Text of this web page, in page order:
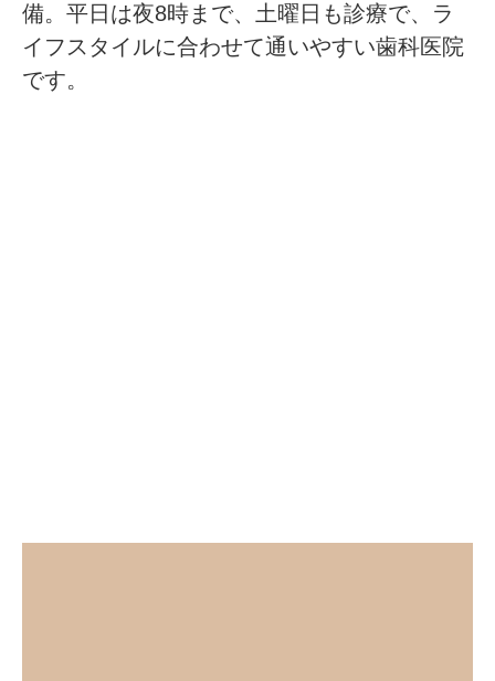
備。平日は夜8時まで、土曜日も診療で、ラ
イフスタイルに合わせて通いやすい歯科医院
です。